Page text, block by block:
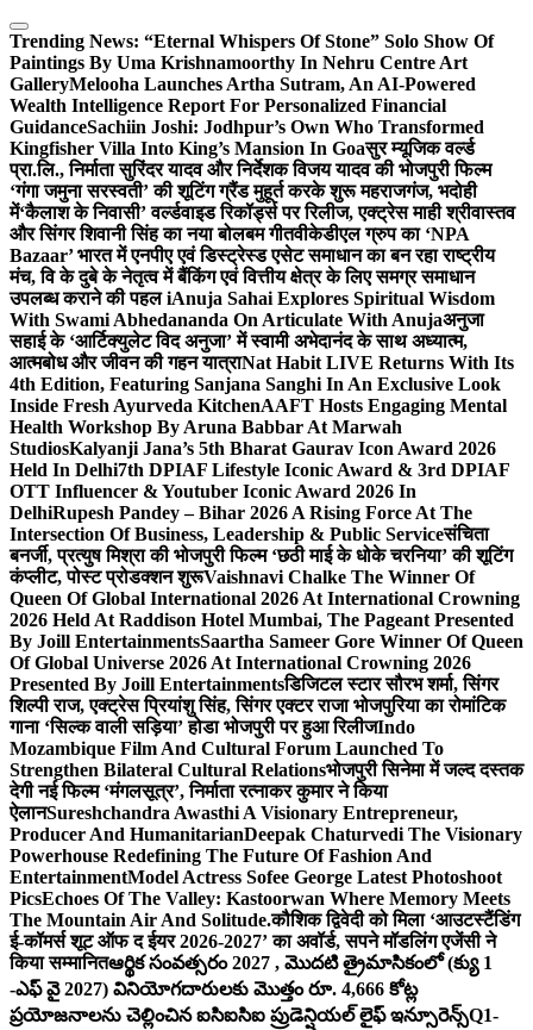
Skip
to
content
Trending News: “Eternal Whispers Of Stone” Solo Show Of
Paintings By Uma Krishnamoorthy In Nehru Centre Art
GalleryMelooha Launches Artha Sutram, An AI-Powered
Wealth Intelligence Report For Personalized Financial
GuidanceSachiin Joshi: Jodhpur’s Own Who Transformed
Kingfisher Villa Into King’s Mansion In Goaसुर म्यूजिक वर्ल्ड
प्रा.लि., निर्माता सुरिंदर यादव और निर्देशक विजय यादव की भोजपुरी फिल्म
‘गंगा जमुना सरस्वती’ की शूटिंग ग्रैंड मुहूर्त करके शुरू महराजगंज, भदोही
में‘कैलाश के निवासी’ वर्ल्डवाइड रिकॉर्ड्स पर रिलीज, एक्ट्रेस माही श्रीवास्तव
और सिंगर शिवानी सिंह का नया बोलबम गीतवीकेडीएल ग्रुप का ‘NPA
Bazaar’ भारत में एनपीए एवं डिस्ट्रेस्ड एसेट समाधान का बन रहा राष्ट्रीय
मंच, वि के दुबे के नेतृत्व में बैंकिंग एवं वित्तीय क्षेत्र के लिए समग्र समाधान
उपलब्ध कराने की पहल iAnuja Sahai Explores Spiritual Wisdom
With Swami Abhedananda On Articulate With Anujaअनुजा
सहाई के ‘आर्टिक्युलेट विद अनुजा’ में स्वामी अभेदानंद के साथ अध्यात्म,
आत्मबोध और जीवन की गहन यात्राNat Habit LIVE Returns With Its
4th Edition, Featuring Sanjana Sanghi In An Exclusive Look
Inside Fresh Ayurveda KitchenAAFT Hosts Engaging Mental
Health Workshop By Aruna Babbar At Marwah
StudiosKalyanji Jana’s 5th Bharat Gaurav Icon Award 2026
Held In Delhi7th DPIAF Lifestyle Iconic Award & 3rd DPIAF
OTT Influencer & Youtuber Iconic Award 2026 In
DelhiRupesh Pandey – Bihar 2026 A Rising Force At The
Intersection Of Business, Leadership & Public Serviceसंचिता
बनर्जी, प्रत्युष मिश्रा की भोजपुरी फिल्म ‘छठी माई के धोके चरनिया’ की शूटिंग
कंप्लीट, पोस्ट प्रोडक्शन शुरूVaishnavi Chalke The Winner Of
Queen Of Global International 2026 At International Crowning
2026 Held At Raddison Hotel Mumbai, The Pageant Presented
By Joill EntertainmentsSaartha Sameer Gore Winner Of Queen
Of Global Universe 2026 At International Crowning 2026
Presented By Joill Entertainmentsडिजिटल स्टार सौरभ शर्मा, सिंगर
शिल्पी राज, एक्ट्रेस प्रियांशु सिंह, सिंगर एक्टर राजा भोजपुरिया का रोमांटिक
गाना ‘सिल्क वाली सड़िया’ होडा भोजपुरी पर हुआ रिलीजIndo
Mozambique Film And Cultural Forum Launched To
Strengthen Bilateral Cultural Relationsभोजपुरी सिनेमा में जल्द दस्तक
देगी नई फिल्म ‘मंगलसूत्र’, निर्माता रत्नाकर कुमार ने किया
ऐलानSureshchandra Awasthi A Visionary Entrepreneur,
Producer And HumanitarianDeepak Chaturvedi The Visionary
Powerhouse Redefining The Future Of Fashion And
EntertainmentModel Actress Sofee George Latest Photoshoot
PicsEchoes Of The Valley: Kastoorwan Where Memory Meets
The Mountain Air And Solitude.कौशिक द्विवेदी को मिला ‘आउटस्टैंडिंग
ई-कॉमर्स शूट ऑफ द ईयर 2026-2027’ का अवॉर्ड, सपने मॉडलिंग एजेंसी ने
किया सम्मानितఆర్థిక సంవత్సరం 2027 , మొదటి త్రైమాసికంలో (క్యు 1
-ఎఫ్ వై 2027) వినియోగదారులకు మొత్తం రూ. 4,666 కోట్ల
ప్రయోజనాలను చెల్లించిన ఐసిఐసిఐ ప్రుడెన్షియల్ లైఫ్ ఇన్సూరెన్స్Q1-